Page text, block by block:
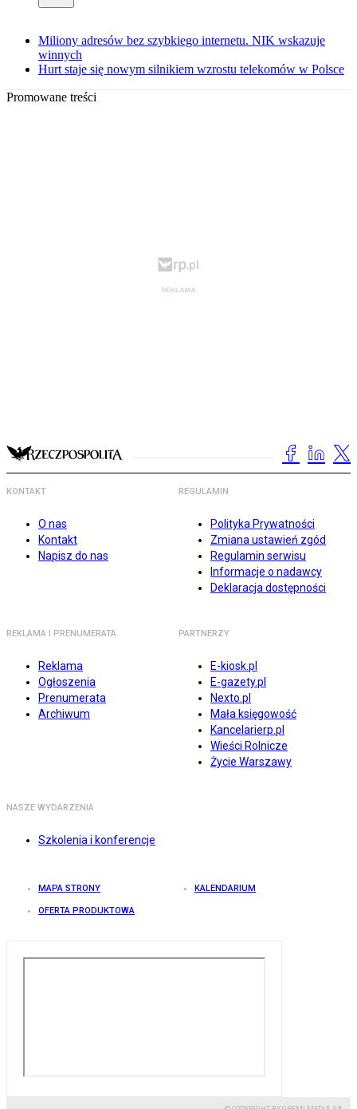
Miliony adresów bez szybkiego internetu. NIK wskazuje
winnych
Hurt staje się nowym silnikiem wzrostu telekomów w Polsce
Promowane treści
KONTAKT
O nas
Kontakt
Napisz do nas
REGULAMIN
Polityka Prywatności
Zmiana ustawień zgód
Regulamin serwisu
Informacje o nadawcy
Deklaracja dostępności
REKLAMA I PRENUMERATA
Reklama
Ogłoszenia
Prenumerata
Archiwum
PARTNERZY
E-kiosk.pl
E-gazety.pl
Nexto.pl
Mała księgowość
Kancelarierp.pl
Wieści Rolnicze
Życie Warszawy
NASZE WYDARZENIA
Szkolenia i konferencje
MAPA STRONY KALENDARIUM
OFERTA PRODUKTOWA